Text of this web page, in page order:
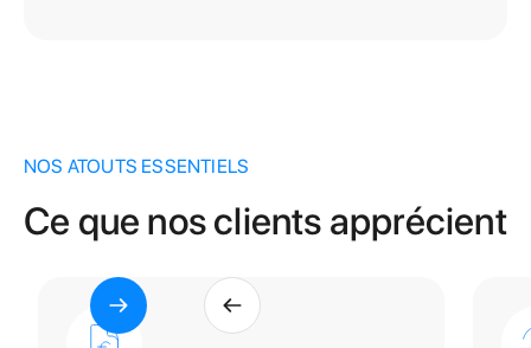
NOS ATOUTS ESSENTIELS
Ce que nos clients apprécient